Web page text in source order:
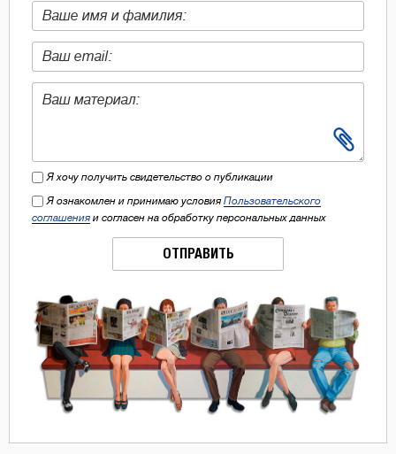
Я хочу получить свидетельство о публикации
Я ознакомлен и принимаю условия Пользовательского
соглашения и согласен на обработку персональных данных
ОТПРАВИТЬ